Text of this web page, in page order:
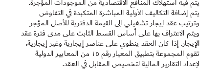
يتم فيه استهلاك المنافع الاقتصادية من الموجودات المؤجرة.
يتم إضافة التكاليف الأولية المباشرة المتكبدة في التفاوض
وترتيب عقد إيجار تشغيلي إلى القيمة الدفترية للأصل المؤجر
ويتم الاعتراف بها على أساس القسط الثابت على مدى فترة عقد
الإيجار. إذا كان العقد ينطوي على عناصر إيجارية وغير إيجارية،
تقوم المجموعة بتطبيق المعيار رقم ١٥ من المعايير الدولية
لإعداد التقارير المالية لتخصيص المقابل في العقد.